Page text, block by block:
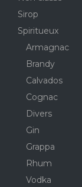
Sirop
Spiritueux
Armagnac
Brandy
Calvados
Cognac
Divers
Gin
Grappa
Rhum
Vodka